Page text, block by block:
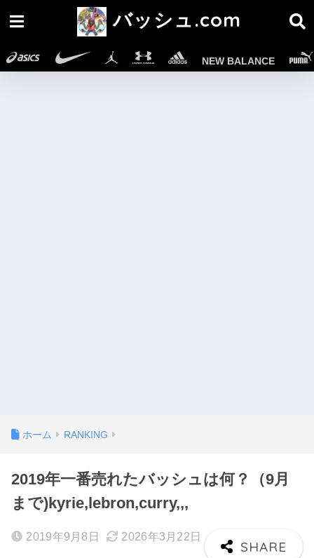
バッシュ.com
NEW BALANCE
ホーム RANKING
2019年一番売れたバッシュは何？（9月
まで)kyrie,lebron,curry,,,
2019年9月8日 2026年3月22日